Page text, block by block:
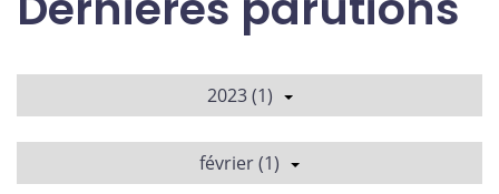
2023 (1)
février (1)